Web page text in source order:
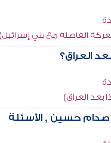
الفاصلة مع بني
العراق؟
بعد العراق)
صدام حسين , الأسئلة